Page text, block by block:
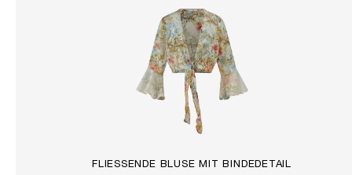
FLIESSENDE BLUSE MIT BINDEDETAIL